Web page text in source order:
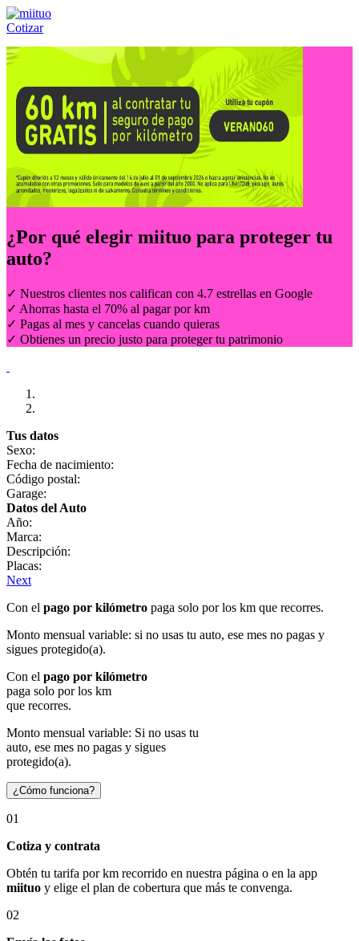
Cotizar
Llámanos al:(55) 84-21-05-00 ó
¿Por qué elegir miituo para proteger tu
auto?
✓ Nuestros clientes nos califican con 4.7 estrellas en Google
✓ Ahorras hasta el 70% al pagar por km
✓ Pagas al mes y cancelas cuando quieras
✓ Obtienes un precio justo para proteger tu patrimonio
Tus datos
Sexo:
Fecha de nacimiento:
Código postal:
Garage:
Datos del Auto
Año:
Marca:
Descripción:
Placas:
Next
Con el pago por kilómetro paga solo por los km que recorres.
Monto mensual variable: si no usas tu auto, ese mes no pagas y
sigues protegido(a).
Con el pago por kilómetro
paga solo por los km
que recorres.
Monto mensual variable: Si no usas tu
auto, ese mes no pagas y sigues
protegido(a).
¿Cómo funciona?
01
Cotiza y contrata
Obtén tu tarifa por km recorrido en nuestra página o en la app
miituo y elige el plan de cobertura que más te convenga.
02